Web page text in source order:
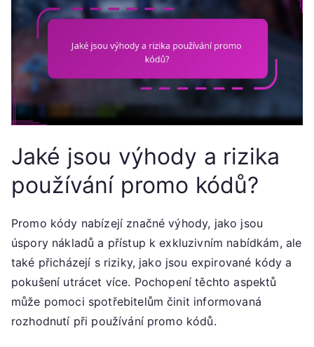
Jaké jsou výhody a rizika
používání promo kódů?
Promo kódy nabízejí značné výhody, jako jsou
úspory nákladů a přístup k exkluzivním nabídkám, ale
také přicházejí s riziky, jako jsou expirované kódy a
pokušení utrácet více. Pochopení těchto aspektů
může pomoci spotřebitelům činit informovaná
rozhodnutí při používání promo kódů.